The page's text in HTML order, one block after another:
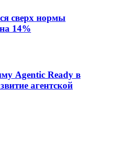
сверх нормы
14%
Agentic Ready в
агентской